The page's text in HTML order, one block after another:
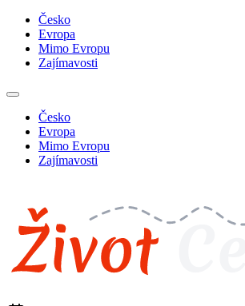
Česko
Evropa
Mimo Evropu
Zajímavosti
Česko
Evropa
Mimo Evropu
Zajímavosti